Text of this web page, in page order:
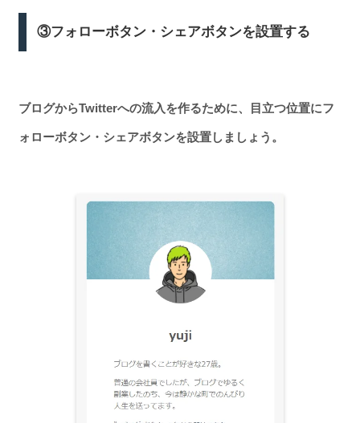
③フォローボタン・シェアボタンを設置する
ブログからTwitterへの流入を作るために、目立つ位置にフ
ォローボタン・シェアボタンを設置しましょう。